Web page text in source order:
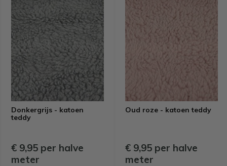
Donkergrijs - katoen
teddy
€ 9,95 per halve
meter
Oud roze - katoen teddy
€ 9,95 per halve
meter